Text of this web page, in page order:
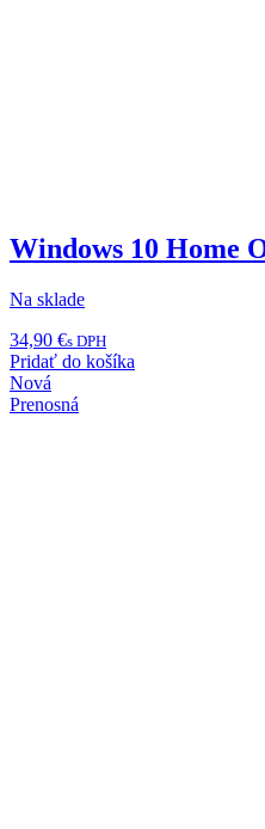
Windows 10 Home
Na sklade
34,90 €s DPH
Pridať do košíka
Nová
Prenosná